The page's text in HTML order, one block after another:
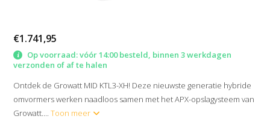
€1.741,95
Op voorraad: vóór 14:00 besteld, binnen 3 werkdagen
verzonden of af te halen
Ontdek de Growatt MID KTL3-XH! Deze nieuwste generatie hybride
omvormers werken naadloos samen met het APX-opslagysteem van
Growatt....Toon meer